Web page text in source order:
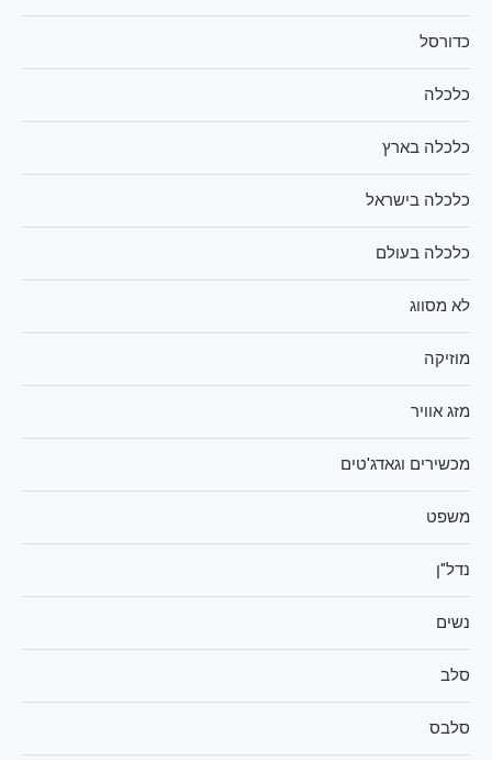
כדורסל
כלכלה
כלכלה בארץ
כלכלה בישראל
כלכלה בעולם
לא מסווג
מוזיקה
מזג אוויר
מכשירים וגאדג'טים
משפט
נדל"ן
נשים
סלב
סלבס